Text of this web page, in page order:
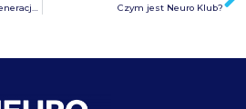
Czym jest Neuro Klub?